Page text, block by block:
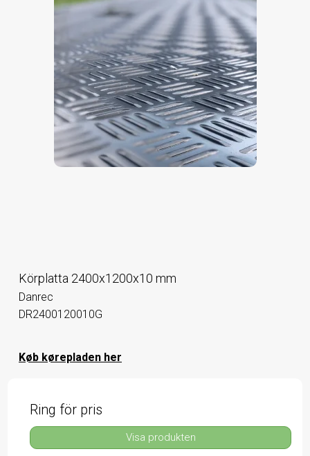
Körplatta 2400x1200x10 mm
Danrec
DR2400120010G
Køb kørepladen her
Ring för pris
Visa produkten